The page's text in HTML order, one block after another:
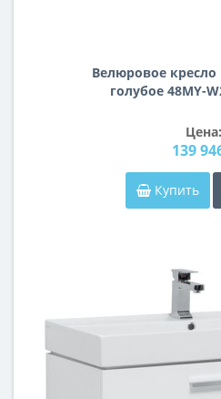
Велюровое
голубое 48MY-
Цена:
139
Купить